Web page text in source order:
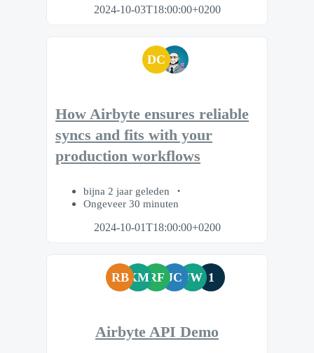
2024-10-03T18:00:00+0200
DC
How Airbyte ensures reliable
syncs and fits with your
production workflows
bijna 2 jaar geleden
Ongeveer 30 minuten
2024-10-01T18:00:00+0200
RBKMRF JC JW 1
Airbyte API Demo